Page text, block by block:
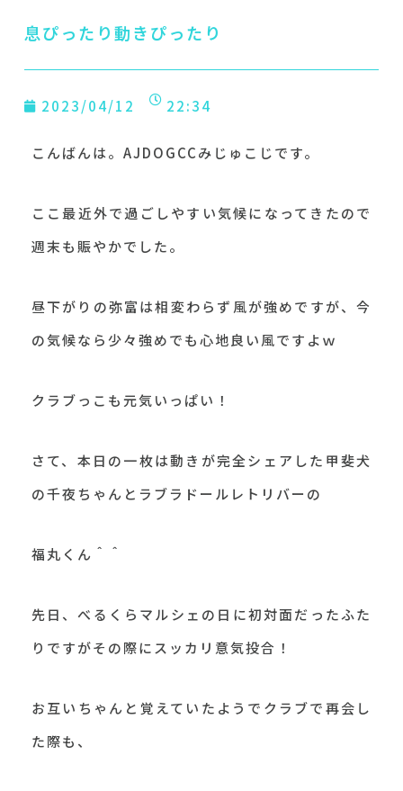
息ぴったり動きぴったり
2023/04/12 22:34
こんばんは。AJDOGCCみじゅこじです。
ここ最近外で過ごしやすい気候になってきたので
週末も賑やかでした。
昼下がりの弥富は相変わらず風が強めですが、今
の気候なら少々強めでも心地良い風ですよｗ
クラブっこも元気いっぱい！
さて、本日の一枚は動きが完全シェアした甲斐犬
の千夜ちゃんとラブラドールレトリバーの
福丸くん＾＾
先日、べるくらマルシェの日に初対面だったふた
りですがその際にスッカリ意気投合！
お互いちゃんと覚えていたようでクラブで再会し
た際も、